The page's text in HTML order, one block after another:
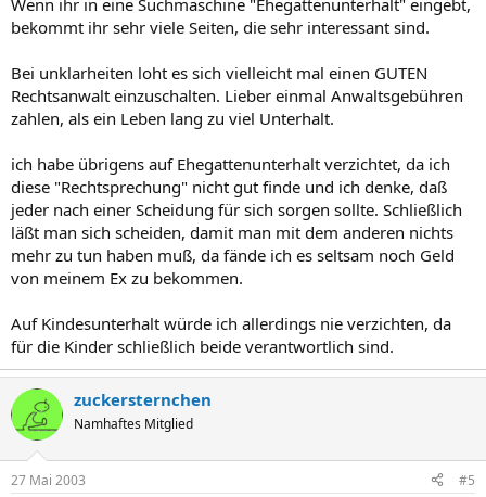
Wenn ihr in eine Suchmaschine "Ehegattenunterhalt" eingebt,
bekommt ihr sehr viele Seiten, die sehr interessant sind.
Bei unklarheiten loht es sich vielleicht mal einen GUTEN
Rechtsanwalt einzuschalten. Lieber einmal Anwaltsgebühren
zahlen, als ein Leben lang zu viel Unterhalt.
ich habe übrigens auf Ehegattenunterhalt verzichtet, da ich
diese "Rechtsprechung" nicht gut finde und ich denke, daß
jeder nach einer Scheidung für sich sorgen sollte. Schließlich
läßt man sich scheiden, damit man mit dem anderen nichts
mehr zu tun haben muß, da fände ich es seltsam noch Geld
von meinem Ex zu bekommen.
Auf Kindesunterhalt würde ich allerdings nie verzichten, da
für die Kinder schließlich beide verantwortlich sind.
zuckersternchen
Namhaftes Mitglied
27 Mai 2003 #5